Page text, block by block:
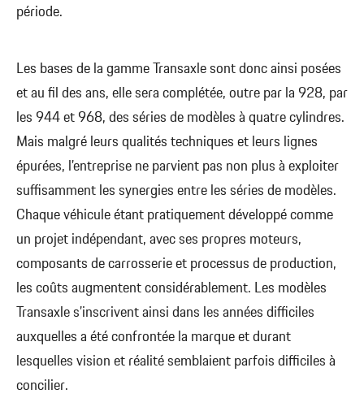
période.
Les bases de la gamme Transaxle sont donc ainsi posées
et au fil des ans, elle sera complétée, outre par la 928, par
les 944 et 968, des séries de modèles à quatre cylindres.
Mais malgré leurs qualités techniques et leurs lignes
épurées, l’entreprise ne parvient pas non plus à exploiter
suffisamment les synergies entre les séries de modèles.
Chaque véhicule étant pratiquement développé comme
un projet indépendant, avec ses propres moteurs,
composants de carrosserie et processus de production,
les coûts augmentent considérablement. Les modèles
Transaxle s’inscrivent ainsi dans les années difficiles
auxquelles a été confrontée la marque et durant
lesquelles vision et réalité semblaient parfois difficiles à
concilier.